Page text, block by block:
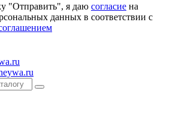
"Отправить", я даю согласие на
данных в соответствии с